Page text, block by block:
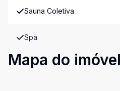
Sauna Coletiva
Spa
Mapa do imóvel